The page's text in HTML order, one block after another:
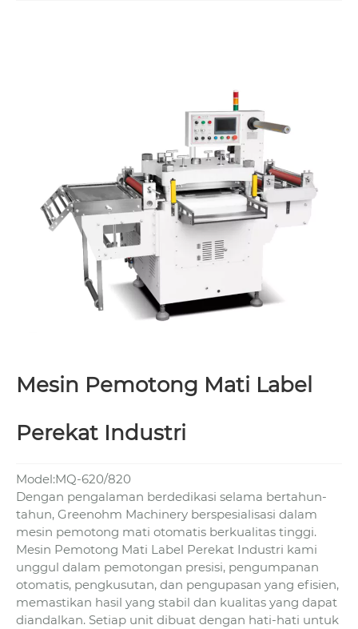
Mesin Pemotong Mati Label
Perekat Industri
Model:MQ-620/820
Dengan pengalaman berdedikasi selama bertahun-
tahun, Greenohm Machinery berspesialisasi dalam
mesin pemotong mati otomatis berkualitas tinggi.
Mesin Pemotong Mati Label Perekat Industri kami
unggul dalam pemotongan presisi, pengumpanan
otomatis, pengkusutan, dan pengupasan yang efisien,
memastikan hasil yang stabil dan kualitas yang dapat
diandalkan. Setiap unit dibuat dengan hati-hati untuk